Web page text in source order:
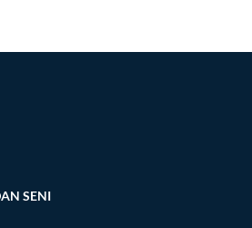
SENI